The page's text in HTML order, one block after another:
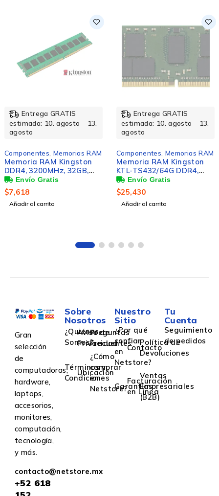
Entrega GRATIS
estimada: 10. agosto - 13.
agosto
Componentes Memorias RAM
Memoria RAM Kingston
DDR4, 3200MHz, 32GB,
ECC, CL22, para HP/HPE
$7,618
Añadir al carrito
Entrega GRATIS
estimada: 10. agosto - 13.
agosto
Componentes Memorias RAM
Memoria RAM Kingston
KTL-TS432/64G DDR4,
3200MHz, 64GB, ECC,
CL22, para Lenovo
$25,430
Añadir al carrito
Gran
selección
de
computadoras,
hardware,
laptops,
accesorios,
monitores,
computación,
tecnología,
y más.
contacto@netstore.mx
+52 618
Sobre
Nosotros
¿Quiénes
Somos?
Aviso de
Privacidad
Preguntas
Frecuentes
Términos y
Condiciones
Ubicación
¿Cómo
comprar
en
Netstore?
Nuestro
Sitio
¿Por qué
confiar
en
Netstore?
Contacto
Política de
Devoluciones
Garantías
Facturación
en Linea
Ventas
Empresariales
(B2B)
Tu
Cuenta
Seguimiento
de pedidos